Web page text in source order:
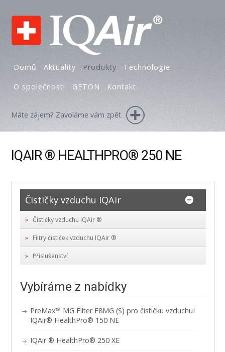
Domů Aktuality Produkty Technologie
O společnosti GETON Kontakt
Máte zájem? Zavoláme vám zpět.
IQAIR ® HEALTHPRO® 250 NE
Čističky vzduchu IQAir
Čističky vzduchu IQAir ®
Filtry čističek vzduchu IQAir ®
Příslušenství
Vybíráme z nabídky
PreMax™ MG Filter F8MG (S) pro čističku vzduchuI
IQAir® HealthPro® 150 NE
IQAir ® HealthPro® 250 XE